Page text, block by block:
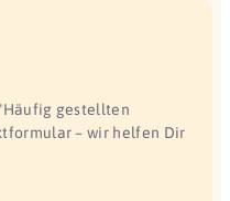
gestellten
– wir helfen Dir